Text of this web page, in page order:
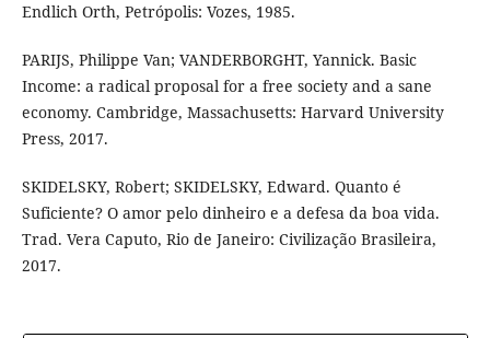
Endlich Orth, Petrópolis: Vozes, 1985.
PARIJS, Philippe Van; VANDERBORGHT, Yannick. Basic
Income: a radical proposal for a free society and a sane
economy. Cambridge, Massachusetts: Harvard University
Press, 2017.
SKIDELSKY, Robert; SKIDELSKY, Edward. Quanto é
Suficiente? O amor pelo dinheiro e a defesa da boa vida.
Trad. Vera Caputo, Rio de Janeiro: Civilização Brasileira,
2017.